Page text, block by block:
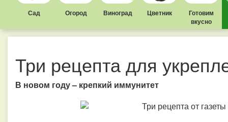
Сад Огород Виноград Цветник
Готовим
вкусно
Три рецепта для
В новом году – крепкий иммунитет